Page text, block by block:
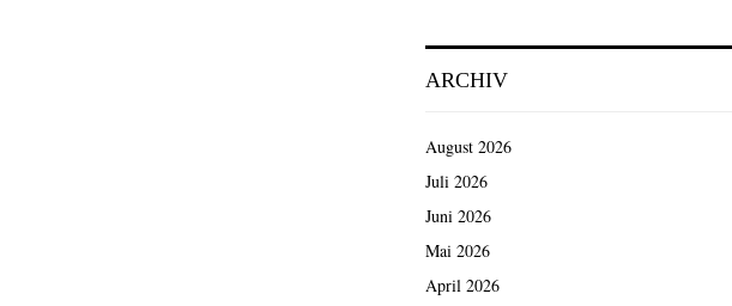
ARCHIV
August 2026
Juli 2026
Juni 2026
Mai 2026
April 2026